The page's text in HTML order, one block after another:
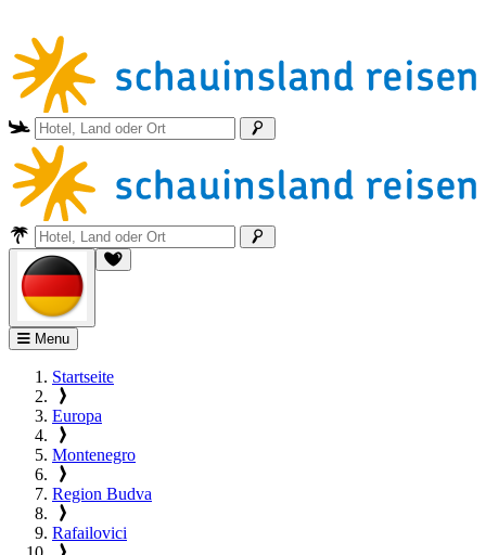
Menu
Startseite
Europa
Montenegro
Region Budva
Rafailovici